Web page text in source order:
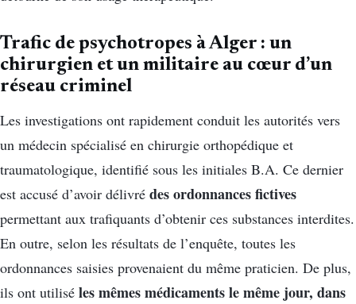
Trafic de psychotropes à Alger : un
chirurgien et un militaire au cœur d’un
réseau criminel
Les investigations ont rapidement conduit les autorités vers
un médecin spécialisé en chirurgie orthopédique et
traumatologique, identifié sous les initiales B.A. Ce dernier
est accusé d’avoir délivré des ordonnances fictives
permettant aux trafiquants d’obtenir ces substances interdites.
En outre, selon les résultats de l’enquête, toutes les
ordonnances saisies provenaient du même praticien. De plus,
ils ont utilisé les mêmes médicaments le même jour, dans